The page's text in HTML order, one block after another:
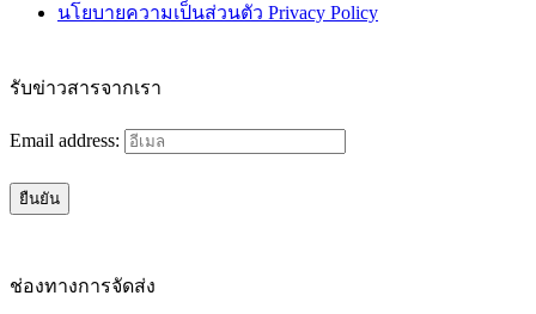
นโยบายความเป็นส่วนตัว Privacy Policy
รับข่าวสารจากเรา
Email address:
ช่องทางการจัดส่ง